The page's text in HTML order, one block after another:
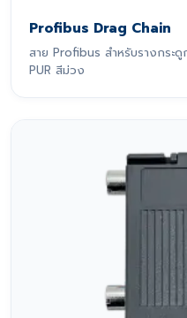
Profibus Drag Chain
สาย Profibus สำหรับรางกระ
PUR สีม่วง